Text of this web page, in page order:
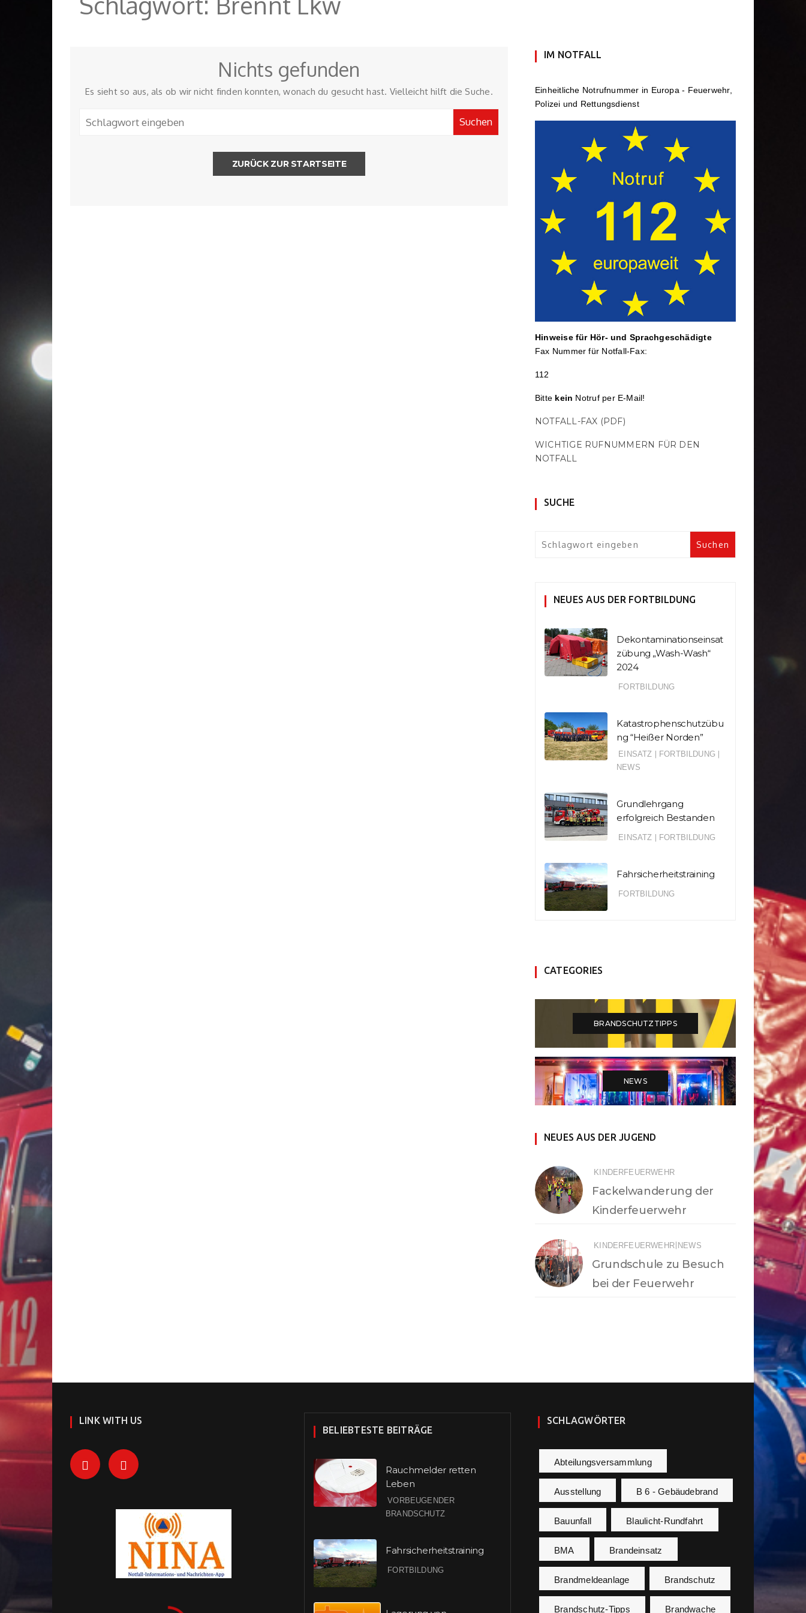
Nichts gefunden
Es sieht so aus, als ob wir nicht finden konnten, wonach du gesucht hast. Vielleicht hilft die Suche.
ZURÜCK ZUR STARTSEITE
IM NOTFALL
Einheit­li­che Notruf­num­mer in Europa - Feuerwehr,
Polizei und Rettungs­dienst
Hinweise für Hör- und Sprach­ge­schä­digte
Fax Nummer für Notfall-Fax:
112
Bitte kein Notruf per E-Mail!
NOTFALL-FAX (PDF)
WICHTIGE RUFNUMMERN FÜR DEN
NOTFALL
SUCHE
NEUES AUS DER FORTBILDUNG
Dekontaminationseinsat
zübung „Wash-Wash“
2024
FORTBILDUNG
Katastrophenschutzübu
ng “Heißer Norden”
EINSATZ FORTBILDUNG
NEWS
Grundlehrgang
erfolgreich Bestanden
EINSATZ FORTBILDUNG
Fahrsicherheitstraining
FORTBILDUNG
CATEGORIES
BRANDSCHUTZTIPPS
NEWS
NEUES AUS DER JUGEND
KINDERFEUERWEHR
Fackelwanderung der
Kinderfeuerwehr
KINDERFEUERWEHR| NEWS
Grundschule zu Besuch
bei der Feuerwehr
LINK WITH US
BELIEBTESTE BEITRÄGE
Rauchmelder retten
Leben
VORBEUGENDER
BRANDSCHUTZ
Fahrsicherheitstraining
FORTBILDUNG
SCHLAGWÖRTER
Abteilungsversammlung
Ausstellung B 6 - Gebäudebrand
Bauunfall Blaulicht-Rundfahrt
BMA Brandeinsatz
Brandmeldeanlage Brandschutz
Brandschutz-Tipps Brandwache